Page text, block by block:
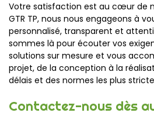
Votre satisfaction est au cœur de
GTR TP, nous nous engageons à
personnalisé, transparent et
sommes là pour écouter vos
solutions sur mesure et vous
projet, de la conception à la
délais et des normes les plus
Contactez-nous dès